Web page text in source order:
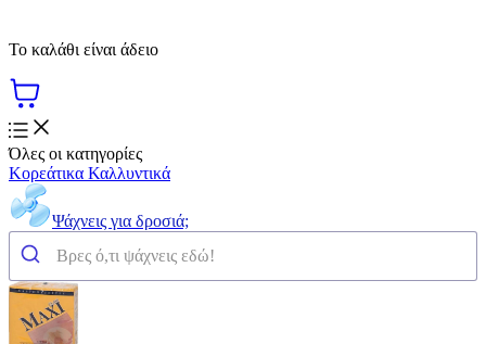
Το καλάθι είναι άδειο
Όλες οι κατηγορίες
Κορεάτικα Καλλυντικά
Ψάχνεις για δροσιά;